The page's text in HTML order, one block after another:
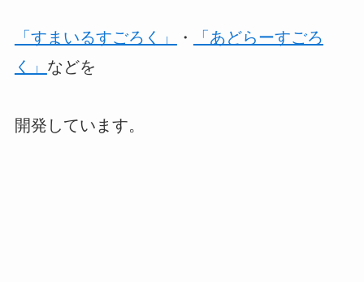
「すまいるすごろく」 ・
「あどらーすごろ
く」 などを
開発しています。